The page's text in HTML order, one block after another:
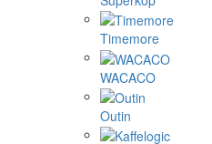
Timemore
WACACO
Outin